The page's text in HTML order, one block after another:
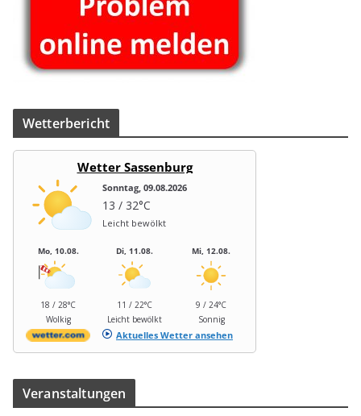
Wet­ter­be­richt
Wetter Sassenburg
Sonntag, 09.08.2026
13 / 32°C
Leicht bewölkt
Mo, 10.08.
18 / 28°C
Wolkig
Di, 11.08.
11 / 22°C
Leicht bewölkt
Mi, 12.08.
9 / 24°C
Sonnig
Aktuelles Wetter ansehen
Ver­an­stal­tun­gen